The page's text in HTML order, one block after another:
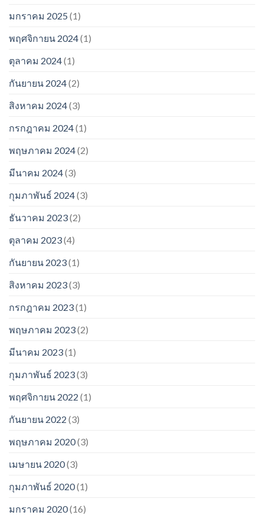
มกราคม 2025 (1)
พฤศจิกายน 2024(1)
ตุลาคม 2024(1)
กันยายน 2024(2)
สิงหาคม 2024(3)
กรกฎาคม 2024(1)
พฤษภาคม 2024(2)
มีนาคม 2024(3)
กุมภาพันธ์ 2024(3)
ธันวาคม 2023(2)
ตุลาคม 2023(4)
กันยายน 2023(1)
สิงหาคม 2023(3)
กรกฎาคม 2023(1)
พฤษภาคม 2023(2)
มีนาคม 2023(1)
กุมภาพันธ์ 2023(3)
พฤศจิกายน 2022 (1)
กันยายน 2022 (3)
พฤษภาคม 2020(3)
เมษายน 2020(3)
กุมภาพันธ์ 2020(1)
มกราคม 2020(16)